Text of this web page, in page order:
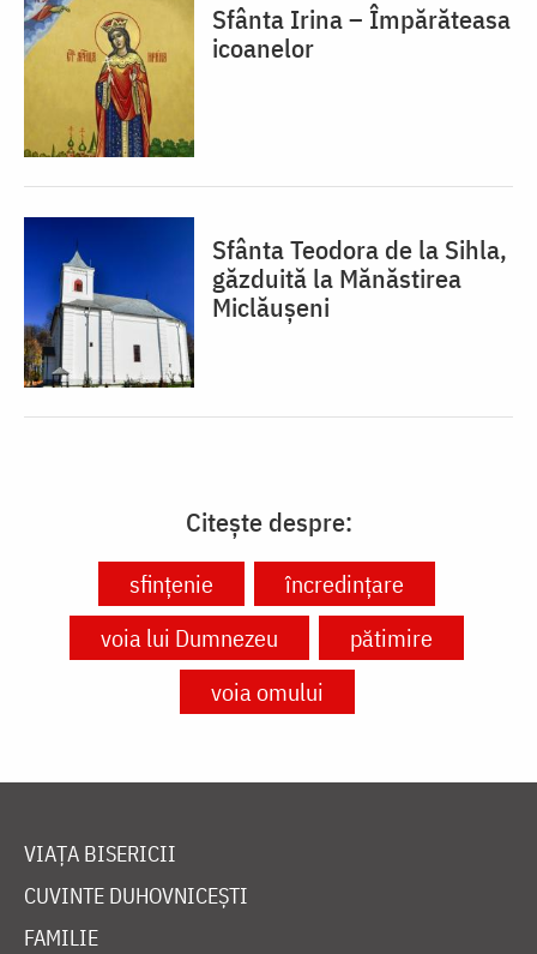
Sfânta Irina – Împărăteasa
icoanelor
Sfânta Teodora de la Sihla,
găzduită la Mănăstirea
Miclăușeni
Citește despre:
sfințenie
încredințare
voia lui Dumnezeu
pătimire
voia omului
VIAȚA BISERICII
CUVINTE DUHOVNICEȘTI
FAMILIE